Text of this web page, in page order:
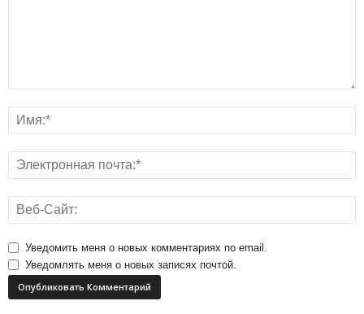
Уведомить меня о новых комментариях по email.
Уведомлять меня о новых записях почтой.